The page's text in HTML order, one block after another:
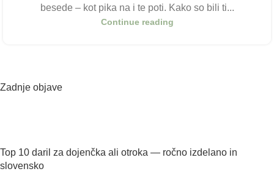
besede – kot pika na i te poti. Kako so bili ti...
Continue reading
Zadnje objave
Top 10 daril za dojenčka ali otroka — ročno izdelano in
slovensko